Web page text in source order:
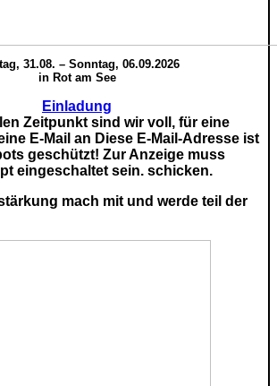
31.08. – Sonntag, 06.09.2026
in Rot am See
Einladung
Zeitpunkt sind wir voll, für eine
E-Mail an Diese E-Mail-Adresse ist
geschützt! Zur Anzeige muss
eingeschaltet sein. schicken.
mach mit und werde teil der